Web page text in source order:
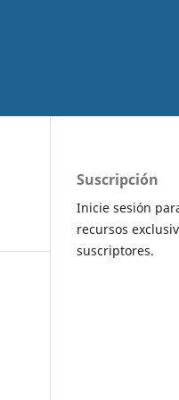
Suscripción
Inicie sesión
recursos
suscriptores.